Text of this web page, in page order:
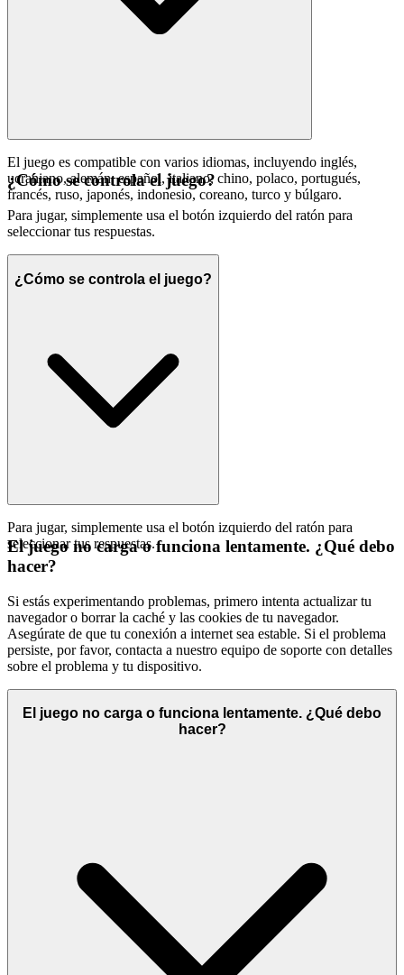
El juego es compatible con varios idiomas, incluyendo inglés,
ucraniano, alemán, español, italiano, chino, polaco, portugués,
francés, ruso, japonés, indonesio, coreano, turco y búlgaro.
¿Cómo se controla el juego?
Para jugar, simplemente usa el botón izquierdo del ratón para
seleccionar tus respuestas.
¿Cómo se controla el juego?
Para jugar, simplemente usa el botón izquierdo del ratón para
seleccionar tus respuestas.
El juego no carga o funciona lentamente. ¿Qué debo
hacer?
Si estás experimentando problemas, primero intenta actualizar tu
navegador o borrar la caché y las cookies de tu navegador.
Asegúrate de que tu conexión a internet sea estable. Si el problema
persiste, por favor, contacta a nuestro equipo de soporte con detalles
sobre el problema y tu dispositivo.
El juego no carga o funciona lentamente. ¿Qué debo
hacer?